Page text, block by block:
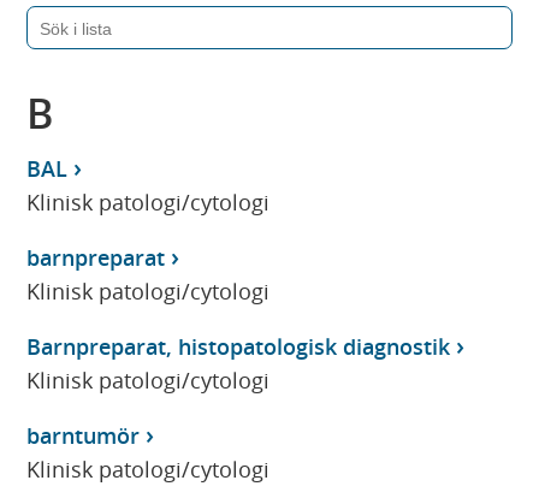
B
BAL
Klinisk patologi/cytologi
barnpreparat
Klinisk patologi/cytologi
Barnpreparat, histopatologisk diagnostik
Klinisk patologi/cytologi
barntumör
Klinisk patologi/cytologi